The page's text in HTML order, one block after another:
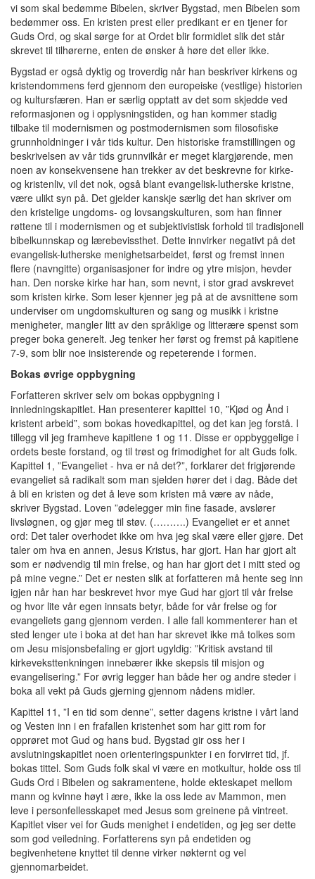
vi som skal bedømme Bibelen, skriver Bygstad, men Bibelen som
bedømmer oss. En kristen prest eller predikant er en tjener for
Guds Ord, og skal sørge for at Ordet blir formidlet slik det står
skrevet til tilhørerne, enten de ønsker å høre det eller ikke.
Bygstad er også dyktig og troverdig når han beskriver kirkens og
kristendommens ferd gjennom den europeiske (vestlige) historien
og kultursfæren. Han er særlig opptatt av det som skjedde ved
reformasjonen og i opplysningstiden, og han kommer stadig
tilbake til modernismen og postmodernismen som filosofiske
grunnholdninger i vår tids kultur. Den historiske framstillingen og
beskrivelsen av vår tids grunnvilkår er meget klargjørende, men
noen av konsekvensene han trekker av det beskrevne for kirke-
og kristenliv, vil det nok, også blant evangelisk-lutherske kristne,
være ulikt syn på. Det gjelder kanskje særlig det han skriver om
den kristelige ungdoms- og lovsangskulturen, som han finner
røttene til i modernismen og et subjektivistisk forhold til tradisjonell
bibelkunnskap og lærebevissthet. Dette innvirker negativt på det
evangelisk-lutherske menighetsarbeidet, først og fremst innen
flere (navngitte) organisasjoner for indre og ytre misjon, hevder
han. Den norske kirke har han, som nevnt, i stor grad avskrevet
som kristen kirke. Som leser kjenner jeg på at de avsnittene som
underviser om ungdomskulturen og sang og musikk i kristne
menigheter, mangler litt av den språklige og litterære spenst som
preger boka generelt. Jeg tenker her først og fremst på kapitlene
7-9, som blir noe insisterende og repeterende i formen.
Bokas øvrige oppbygning
Forfatteren skriver selv om bokas oppbygning i
innledningskapitlet. Han presenterer kapittel 10, ”Kjød og Ånd i
kristent arbeid”, som bokas hovedkapittel, og det kan jeg forstå. I
tillegg vil jeg framheve kapitlene 1 og 11. Disse er oppbyggelige i
ordets beste forstand, og til trøst og frimodighet for alt Guds folk.
Kapittel 1, ”Evangeliet - hva er nå det?”, forklarer det frigjørende
evangeliet så radikalt som man sjelden hører det i dag. Både det
å bli en kristen og det å leve som kristen må være av nåde,
skriver Bygstad. Loven ”ødelegger min fine fasade, avslører
livsløgnen, og gjør meg til støv. (……….) Evangeliet er et annet
ord: Det taler overhodet ikke om hva jeg skal være eller gjøre. Det
taler om hva en annen, Jesus Kristus, har gjort. Han har gjort alt
som er nødvendig til min frelse, og han har gjort det i mitt sted og
på mine vegne.” Det er nesten slik at forfatteren må hente seg inn
igjen når han har beskrevet hvor mye Gud har gjort til vår frelse
og hvor lite vår egen innsats betyr, både for vår frelse og for
evangeliets gang gjennom verden. I alle fall kommenterer han et
sted lenger ute i boka at det han har skrevet ikke må tolkes som
om Jesu misjonsbefaling er gjort ugyldig: ”Kritisk avstand til
kirkeveksttenkningen innebærer ikke skepsis til misjon og
evangelisering.” For øvrig legger han både her og andre steder i
boka all vekt på Guds gjerning gjennom nådens midler.
Kapittel 11, ”I en tid som denne”, setter dagens kristne i vårt land
og Vesten inn i en frafallen kristenhet som har gitt rom for
opprøret mot Gud og hans bud. Bygstad gir oss her i
avslutningskapitlet noen orienteringspunkter i en forvirret tid, jf.
bokas tittel. Som Guds folk skal vi være en motkultur, holde oss til
Guds Ord i Bibelen og sakramentene, holde ekteskapet mellom
mann og kvinne høyt i ære, ikke la oss lede av Mammon, men
leve i personfellesskapet med Jesus som greinene på vintreet.
Kapitlet viser vei for Guds menighet i endetiden, og jeg ser dette
som god veiledning. Forfatterens syn på endetiden og
begivenhetene knyttet til denne virker nøkternt og vel
gjennomarbeidet.